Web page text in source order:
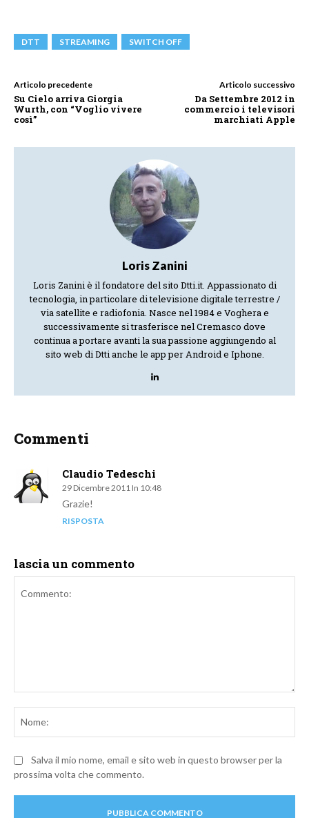
DTT STREAMING SWITCH OFF
Articolo precedente
Su Cielo arriva Giorgia
Wurth, con “Voglio vivere
così”
Articolo successivo
Da Settembre 2012 in
commercio i televisori
marchiati Apple
Loris Zanini
Loris Zanini è il fondatore del sito Dtti.it. Appassionato di
tecnologia, in particolare di televisione digitale terrestre /
via satellite e radiofonia. Nasce nel 1984 e Voghera e
successivamente si trasferisce nel Cremasco dove
continua a portare avanti la sua passione aggiungendo al
sito web di Dtti anche le app per Android e Iphone.
Commenti
Claudio Tedeschi
29 Dicembre 2011 In 10:48
Grazie!
RISPOSTA
lascia un commento
Salva il mio nome, email e sito web in questo browser per la
prossima volta che commento.